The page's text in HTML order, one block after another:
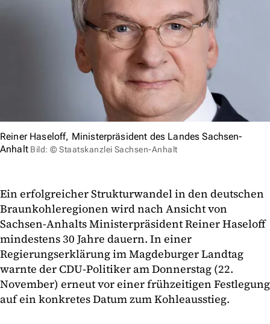
Reiner Haseloff, Ministerpräsident des Landes Sachsen-
Anhalt Bild: © Staatskanzlei Sachsen-Anhalt
Ein erfolgreicher Strukturwandel in den deutschen
Braunkohleregionen wird nach Ansicht von
Sachsen-Anhalts Ministerpräsident Reiner Haseloff
mindestens 30 Jahre dauern. In einer
Regierungserklärung im Magdeburger Landtag
warnte der CDU-Politiker am Donnerstag (22.
November) erneut vor einer frühzeitigen Festlegung
auf ein konkretes Datum zum Kohleausstieg.